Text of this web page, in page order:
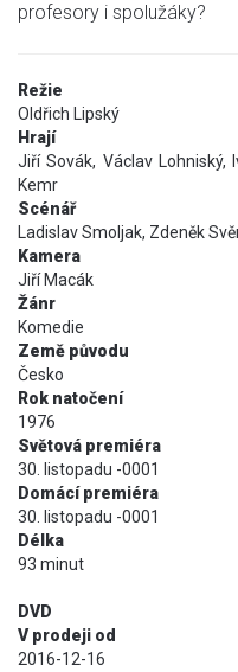
profesory i spolužáky?
Režie
Oldřich Lipský
Hrají
Jiří Sovák, Václav Lohniský,
Kemr
Scénář
Ladislav Smoljak, Zdeněk
Kamera
Jiří Macák
Žánr
Komedie
Země původu
Česko
Rok natočení
1976
Světová premiéra
30. listopadu -0001
Domácí premiéra
30. listopadu -0001
Délka
93 minut
DVD
V prodeji od
2016-12-16